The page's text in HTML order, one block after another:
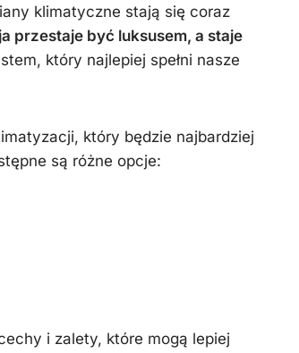
Więźba
dachowa
zimowe
klimatyczne stają się coraz
przestaje być luksusem, a staje
który najlepiej spełni nasze
który będzie najbardziej
są różne opcje:
i zalety, które mogą lepiej